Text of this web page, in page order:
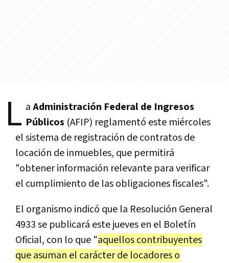
L aAdministración Federal de Ingresos
Públicos (AFIP) reglamentó este miércoles
el sistema de registración de contratos de
locación de inmuebles, que permitirá
"obtener información relevante para verificar
el cumplimiento de las obligaciones fiscales".
El organismo indicó que la Resolución General
4933 se publicará este jueves en el Boletín
Oficial, con lo que "aquellos contribuyentes
que asuman el carácter de locadores o